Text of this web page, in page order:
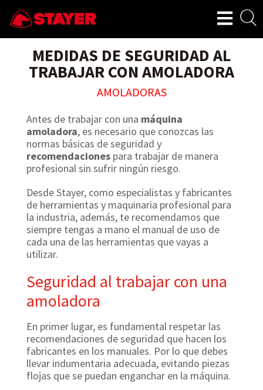
MEDIDAS DE SEGURIDAD AL
TRABAJAR CON AMOLADORA
AMOLADORAS
Antes de trabajar con una máquina
amoladora, es necesario que conozcas las
normas básicas de seguridad y
recomendaciones para trabajar de manera
profesional sin sufrir ningún riesgo.
Desde Stayer, como especialistas y fabricantes
de herramientas y maquinaria profesional para
la industria, además, te recomendamos que
siempre tengas a mano el manual de uso de
cada una de las herramientas que vayas a
utilizar.
Seguridad al trabajar con una
amoladora
En primer lugar, es fundamental respetar las
recomendaciones de seguridad que hacen los
fabricantes en los manuales. Por lo que debes
llevar indumentaria adecuada, evitando piezas
flojas que se puedan enganchar en la máquina.